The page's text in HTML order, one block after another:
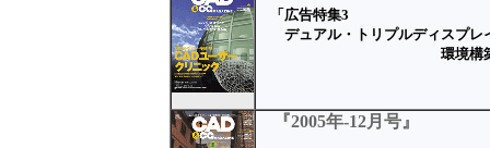
「広告特集3
デュアル・トリプルディスプレ
環境構築
『2005年-12月号』